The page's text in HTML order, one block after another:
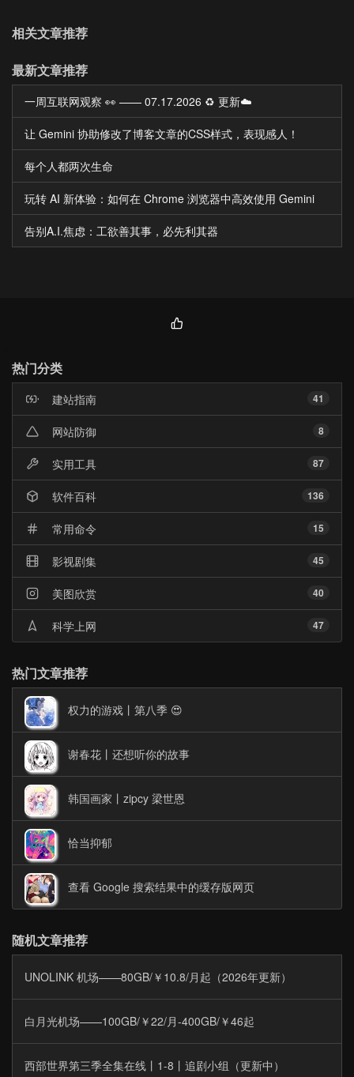
相关文章推荐
最新文章推荐
一周互联网观察 👀 —— 07.17.2026 ♻️ 更新☁️
让 Gemini 协助修改了博客文章的CSS样式，表现感人！
每个人都两次生命
玩转 AI 新体验：如何在 Chrome 浏览器中高效使用 Gemini
告别A.I.焦虑：工欲善其事，必先利其器
热门分类
41
建站指南
8
网站防御
87
实用工具
136
软件百科
15
常用命令
45
影视剧集
40
美图欣赏
47
科学上网
热门文章推荐
权力的游戏丨第八季 😍
谢春花丨还想听你的故事
韩国画家丨zipcy 梁世恩
恰当抑郁
查看 Google 搜索结果中的缓存版网页
随机文章推荐
UNOLINK 机场——80GB/￥10.8/月起（2026年更新）
白月光机场——100GB/￥22/月-400GB/￥46起
西部世界第三季全集在线丨1-8丨追剧小组（更新中）